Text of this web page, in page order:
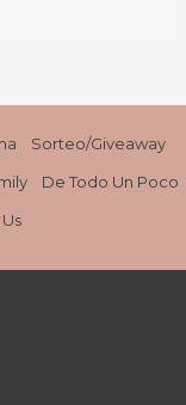
Sorteo/Giveaway
De Todo Un Poco